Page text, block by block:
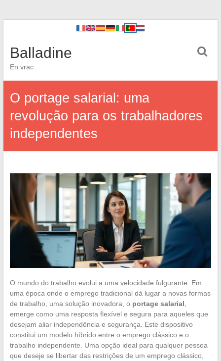
Balladine
En vrac
O portage salarial: uma
revolução para os trabalhadores
independentes
O mundo do trabalho evolui a uma velocidade fulgurante. Em
uma época onde o emprego tradicional dá lugar a novas formas
de trabalho, uma solução inovadora, o portage salarial
emerge como uma resposta flexível e segura para aqueles que
desejam aliar independência e segurança. Este dispositivo
constitui um modelo híbrido entre o emprego clássico e o
trabalho independente. Uma opção ideal para qualquer pessoa
que deseje se libertar das restrições de um emprego clássico,